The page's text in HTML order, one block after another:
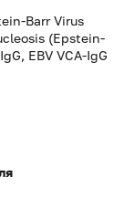
Barr Virus
(Epstein-
EBV VCA-IgG